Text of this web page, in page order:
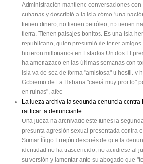
Administración mantiene conversaciones
cubanas y describió a la isla cómo "una
tienen dinero, no tienen petróleo, no tienen
tierra. Tienen paisajes bonitos. Es una isla
republicano, quien presumió de tener amigos
hicieron millonarios en Estados Unidos.El
ha amenazado en las últimas semanas con
isla ya de sea de forma "amistosa" u hostil, y
Gobierno de La Habana "caerá muy pronto"
en ruinas", afec
La jueza archiva la segunda denuncia contra
ratificar la denunciante
Una jueza ha archivado este lunes la
presunta agresión sexual presentada contra
Sumar Íñigo Errejón después de que la
identidad no ha trascendido, no acudiese al
su versión y lamentar ante su abogado que